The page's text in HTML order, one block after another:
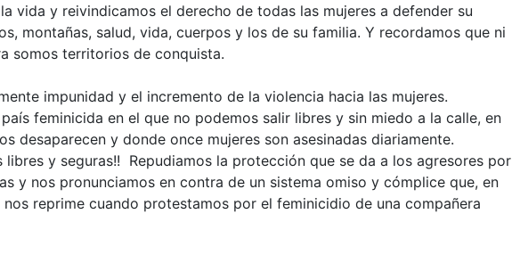
vida y reivindicamos el derecho de todas las mujeres a defender su
montañas, salud, vida, cuerpos y los de su familia. Y recordamos que ni
somos territorios de conquista.
impunidad y el incremento de la violencia hacia las mujeres.
feminicida en el que no podemos salir libres y sin miedo a la calle, en
desaparecen y donde once mujeres son asesinadas diariamente.
libres y seguras!! Repudiamos la protección que se da a los agresores por
y nos pronunciamos en contra de un sistema omiso y cómplice que, en
reprime cuando protestamos por el feminicidio de una compañera